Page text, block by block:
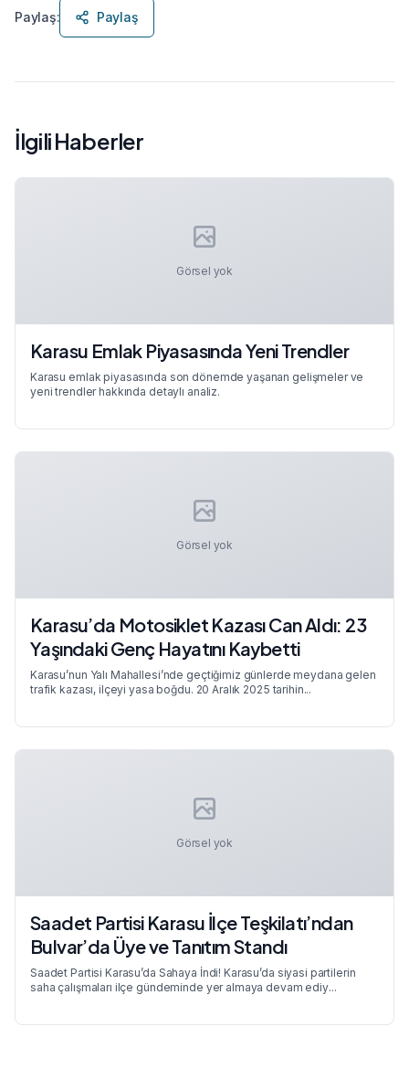
Paylaş: Paylaş
İlgili Haberler
Görsel yok
Karasu Emlak Piyasasında Yeni Trendler
Karasu emlak piyasasında son dönemde yaşanan gelişmeler ve
yeni trendler hakkında detaylı analiz.
Görsel yok
Karasu’da Motosiklet Kazası Can Aldı: 23
Yaşındaki Genç Hayatını Kaybetti
Karasu’nun Yalı Mahallesi’nde geçtiğimiz günlerde meydana gelen
trafik kazası, ilçeyi yasa boğdu. 20 Aralık 2025 tarihin...
Görsel yok
Saadet Partisi Karasu İlçe Teşkilatı’ndan
Bulvar’da Üye ve Tanıtım Standı
Saadet Partisi Karasu’da Sahaya İndi! Karasu’da siyasi partilerin
saha çalışmaları ilçe gündeminde yer almaya devam ediy...